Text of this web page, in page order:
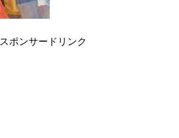
スポンサードリンク